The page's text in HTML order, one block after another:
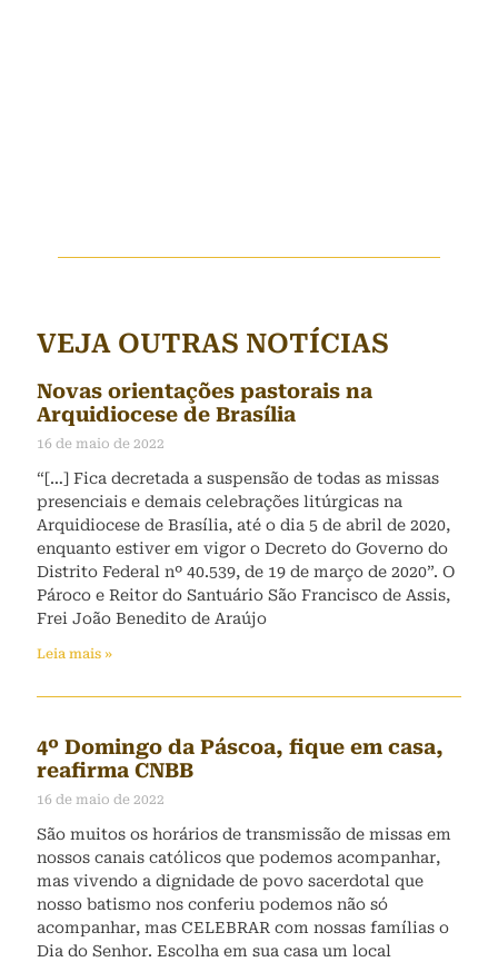
VEJA OUTRAS NOTÍCIAS
Novas orientações pastorais na
Arquidiocese de Brasília
16 de maio de 2022
“[…] Fica decretada a suspensão de todas as missas
presenciais e demais celebrações litúrgicas na
Arquidiocese de Brasília, até o dia 5 de abril de 2020,
enquanto estiver em vigor o Decreto do Governo do
Distrito Federal nº 40.539, de 19 de março de 2020”. O
Pároco e Reitor do Santuário São Francisco de Assis,
Frei João Benedito de Araújo
Leia mais »
4º Domingo da Páscoa, fique em casa,
reafirma CNBB
16 de maio de 2022
São muitos os horários de transmissão de missas em
nossos canais católicos que podemos acompanhar,
mas vivendo a dignidade de povo sacerdotal que
nosso batismo nos conferiu podemos não só
acompanhar, mas CELEBRAR com nossas famílias o
Dia do Senhor. Escolha em sua casa um local